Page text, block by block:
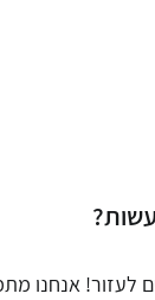
לעזור! אנחנו